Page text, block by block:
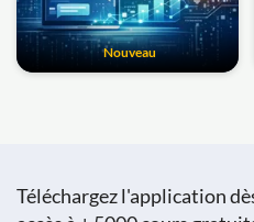
Nouveau
Téléchargez l'application